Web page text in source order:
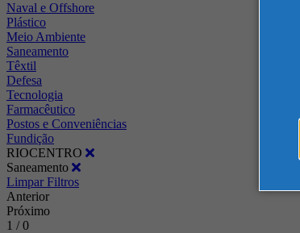
Naval e Offshore
Plástico
Meio Ambiente
Saneamento
Têxtil
Defesa
Tecnologia
Farmacêutico
Postos e Conveniências
Fundição
RIOCENTRO
Saneamento
Limpar Filtros
Anterior
Próximo
1 / 0